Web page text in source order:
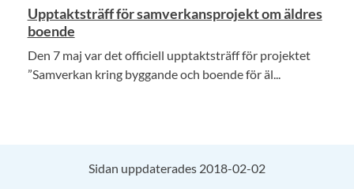
Upptaktsträff för samverkansprojekt om äldres
boende
Den 7 maj var det officiell upptaktsträff för projektet
”Samverkan kring byggande och boende för äl...
Sidan uppdaterades 2018-02-02